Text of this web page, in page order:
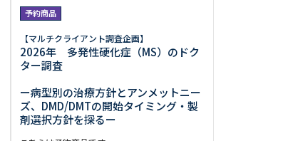
新町2-4-2 なにわ筋SIAビル［
5358（代表）
予約商品
【マルチクライアント調査企画】
2026年 多発性硬化症（MS）のドク
ター調査
ー病型別の治療方針とアンメットニー
ズ、DMD/DMTの開始タイミング・製
剤選択方針を探るー